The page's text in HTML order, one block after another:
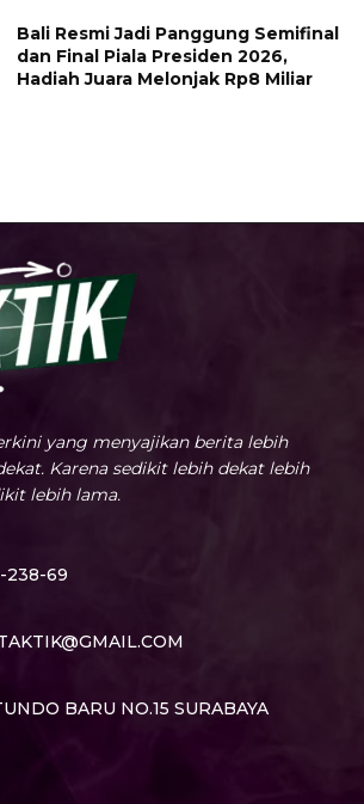
Bali Resmi Jadi Panggung Semifinal
dan Final Piala Presiden 2026,
Hadiah Juara Melonjak Rp8 Miliar
yang menyajikan berita lebih
Karena sedikit lebih dekat lebih
lebih lama.
238-69
BARU NO.15 SURABAYA